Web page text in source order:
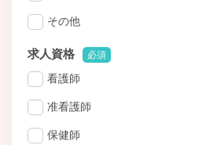
その他
求人資格 必須
看護師
准看護師
保健師